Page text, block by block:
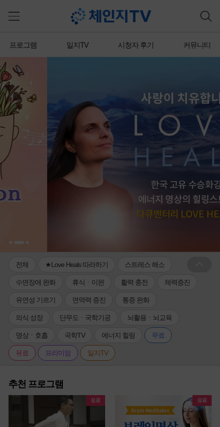
프로그램 일지TV 시청자 후기 커뮤니티
전체 ★Love Heals 따라하기 스트레스 해소
수면장애 완화 휴식ㆍ이완 활력 충전 체력증진
유연성 기르기 면역력 증진 통증 완화
의식 성장 단무도ㆍ국학기공 뇌활용ㆍ뇌교육
명상ㆍ호흡 국학TV 에너지 힐링 무료
유료 프리미엄 일지TV
추천 프로그램